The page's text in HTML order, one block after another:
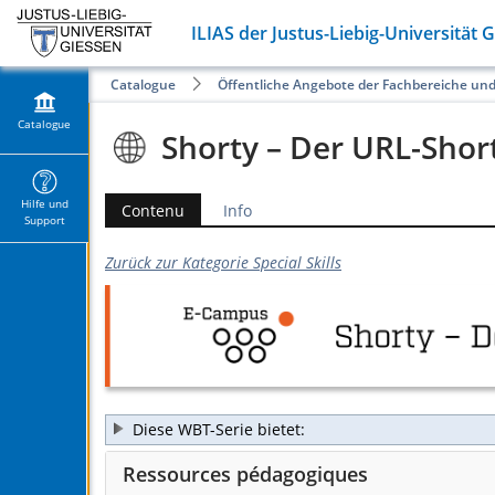
ILIAS der Justus-Liebig-Universität
Catalogue
Hilfe und
Support
Catalogue Öffentliche Angebote der Fachbereiche
Shorty – Der URL-
Contenu Info
Zurück zur Kategorie Special Skills
Diese WBT-Serie bietet:
Ressources pédagogiques